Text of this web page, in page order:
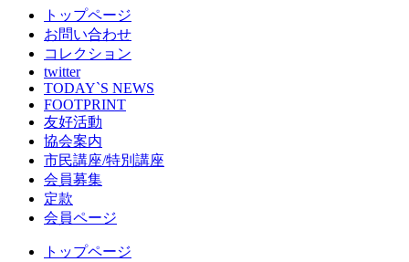
トップページ
お問い合わせ
コレクション
twitter
TODAY`S NEWS
FOOTPRINT
友好活動
協会案内
市民講座/特別講座
会員募集
定款
会員ページ
トップページ